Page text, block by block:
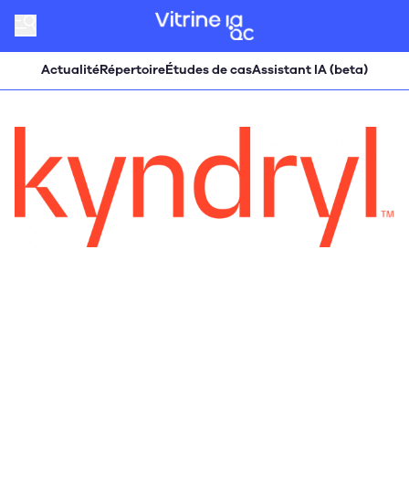
ActualitéRépertoireÉtudes de casAssistant IA (beta)